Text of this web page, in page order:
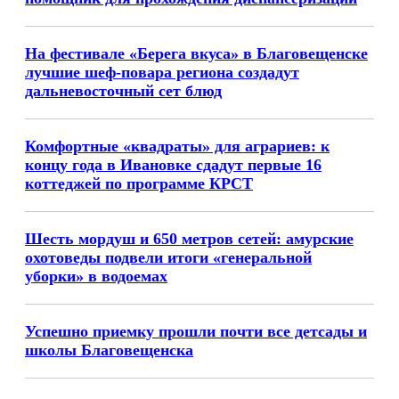
На фестивале «Берега вкуса» в Благовещенске
лучшие шеф-повара региона создадут
дальневосточный сет блюд
Комфортные «квадраты» для аграриев: к
концу года в Ивановке сдадут первые 16
коттеджей по программе КРСТ
Шесть мордуш и 650 метров сетей: амурские
охотоведы подвели итоги «генеральной
уборки» в водоемах
Успешно приемку прошли почти все детсады и
школы Благовещенска